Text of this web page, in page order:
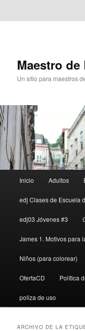
Maestro
Un sitio para maestros
principal
Inicio Adultos
edj Clases de Escuela
edj03 Jóvenes #3
James 1. Motivos para
Niños (para colorear)
OfertaCD Política
poliza de uso
ARCHIVO DE LA